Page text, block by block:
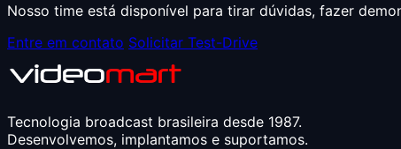
Nosso time está disponível para tirar dúvidas, fazer
Entre em contato Solicitar Test-Drive
Tecnologia broadcast brasileira desde 1987.
Desenvolvemos, implantamos e suportamos.